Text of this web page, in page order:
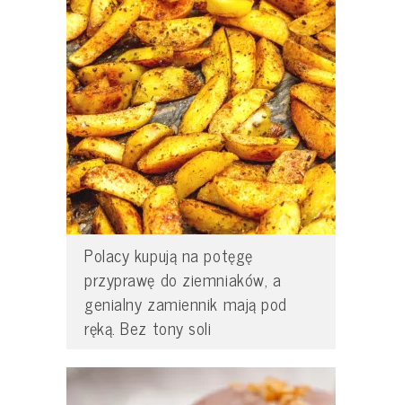
Polacy kupują na potęgę
przyprawę do ziemniaków, a
genialny zamiennik mają pod
ręką. Bez tony soli